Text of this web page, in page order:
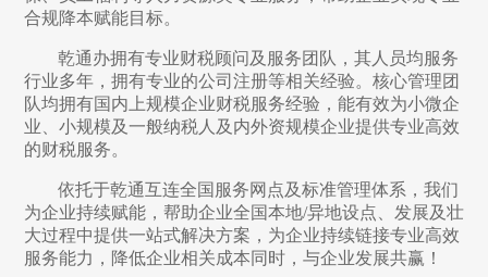
合规降本赋能目标。
乾通办拥有专业财税顾问及服务团队，其人员均服务
行业多年，拥有专业的公司注册等相关经验。核心管理团
队均拥有国内上规模企业财税服务经验，能有效为小微企
业、小规模及一般纳税人及内外资规模企业提供专业高效
的财税服务。
依托于乾通互连全国服务网点及标准管理体系，我们
为企业持续赋能，帮助企业全国本地/异地设点、发展及壮
大过程中提供一站式解决方案，为企业持续链接专业高效
服务能力，降低企业相关成本同时，与企业发展共赢！